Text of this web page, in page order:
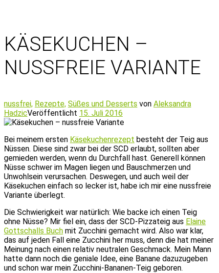
KÄSEKUCHEN –
NUSSFREIE VARIANTE
nussfrei, Rezepte, Süßes und Desserts von Aleksandra
HadzicVeröffentlicht 15. Juli 2016
Bei meinem ersten Käsekuchenrezept besteht der Teig aus
Nüssen. Diese sind zwar bei der SCD erlaubt, sollten aber
gemieden werden, wenn du Durchfall hast. Generell können
Nüsse schwer im Magen liegen und Bauschmerzen und
Unwohlsein verursachen. Deswegen, und auch weil der
Käsekuchen einfach so lecker ist, habe ich mir eine nussfreie
Variante überlegt.
Die Schwierigkeit war natürlich: Wie backe ich einen Teig
ohne Nüsse? Mir fiel ein, dass der SCD-Pizzateig aus Elaine
Gottschalls Buch mit Zucchini gemacht wird. Also war klar,
das auf jeden Fall eine Zucchini her muss, denn die hat meiner
Meinung nach einen relativ neutralen Geschmack. Mein Mann
hatte dann noch die geniale Idee, eine Banane dazuzugeben
und schon war mein Zucchini-Bananen-Teig geboren.